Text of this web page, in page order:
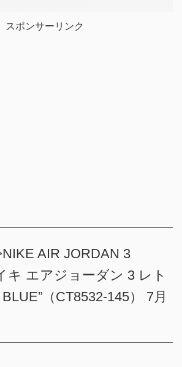
スポンサーリンク
AIR JORDAN 3
キ エアジョーダン 3 レト
（CT8532-145） 7月